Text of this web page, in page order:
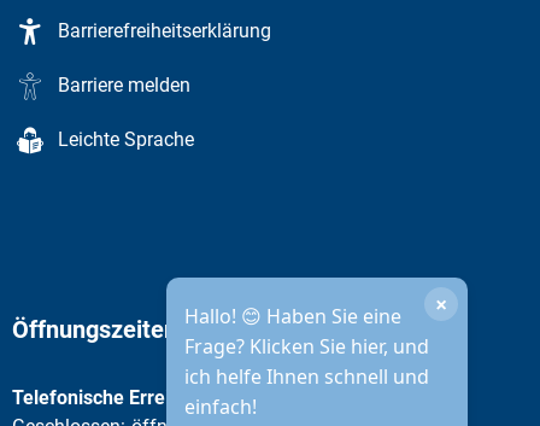
Barrierefreiheitserklärung
Barriere melden
Leichte Sprache
Hallo! 😊 Haben Sie eine
Frage? Klicken Sie hier, und
ich helfe Ihnen schnell und
einfach!
×
Öffnungszeiten Stadtverwaltung
Telefonische Erreichbarkeit